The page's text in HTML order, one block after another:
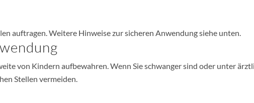
auftragen. Weitere Hinweise zur sicheren Anwendung siehe unten.
von Kindern aufbewahren. Wenn Sie schwanger sind oder unter
Stellen vermeiden.